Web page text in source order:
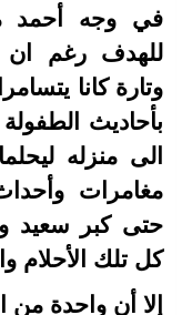
في وجه أحمد
للهدف رغم ان
وتارة كانا
بأحاديث
الى منزله
مغامرات
حتى كبر سعيد
كل تلك الأحلام
إلا أن واحدة من